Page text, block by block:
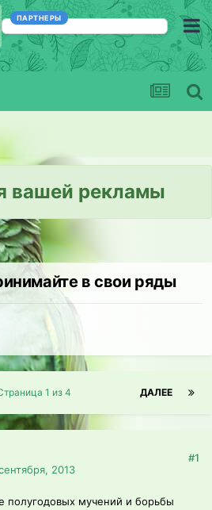
ПАРТНЕРЫ
вашей рекламы
в свои ряды
ДАЛЕЕ
1 из 4
2013
#1
полугодовых мучений и борьбы